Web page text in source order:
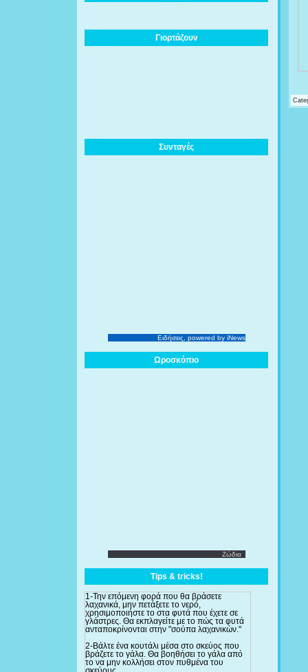
Γιορτάζουν
Συνταγές
Ειδήσεις, powered by iNews
Ωροσκόπιο
Ζώδια
Tips & tricks!
1-Την επόμενη φορά που θα βράσετε
λαχανικά, μην πετάξετε το νερό,
χρησιμοποιήστε το στα φυτά που έχετε σε
γλάστρες. Θα εκπλαγείτε με το πώς τα φυτά
ανταποκρίνονται στην "σούπα λαχανικών."
2-Βάλτε ένα κουτάλι μέσα στο σκεύος που
βράζετε το γάλα. Θα βοηθήσει το γάλα από
το να μην κολλήσει στον πυθμένα του